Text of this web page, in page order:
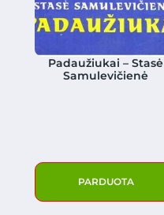
Padaužiukai – Stasė
Samulevičienė
PARDUOTA